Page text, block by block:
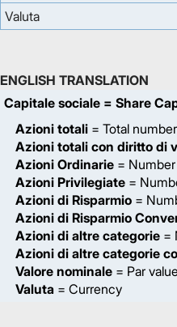
Valuta
ENGLISH TRANSLATION
Capitale sociale = Share
Azioni totali = Total
Azioni totali con diritto di
Azioni Ordinarie =
Azioni Privilegiate =
Azioni di Risparmio =
Azioni di Risparmio
Azioni di altre categorie =
Azioni di altre categorie
Valore nominale = Par
Valuta = Currency